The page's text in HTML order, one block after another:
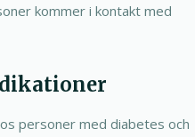
kommer i kontakt med
personer med diabetes och